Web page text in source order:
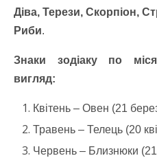
Діва, Терези, Скорпіон,
Риби.
Знаки зодіаку по
вигляд:
Квітень – Овен (21
Травень – Телець (20
Червень – Близнюки